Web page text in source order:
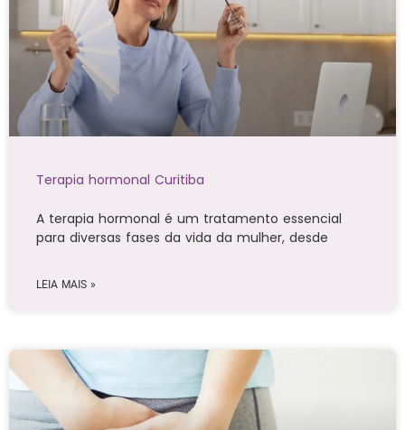
Terapia hormonal Curitiba
A terapia hormonal é um tratamento essencial
para diversas fases da vida da mulher, desde
LEIA MAIS »